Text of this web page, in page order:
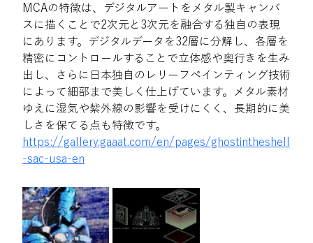
MCAの特徴は、デジタルアートをメタル製キャンバ
スに描くことで2次元と3次元を融合する独自の表現
にあります。デジタルデータを32層に分解し、各層を
精密にコントロールすることで立体感や奥行きを生み
出し、さらに日本独自のレリーフペインティング技術
によって細部まで美しく仕上げています。メタル素材
ゆえに湿気や紫外線の影響を受けにくく、長期的に美
しさを保てる点も特徴です。
https://gallery.gaaat.com/en/pages/ghostintheshell
-sac-usa-en